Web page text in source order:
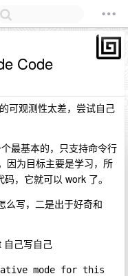
Code
可观测性太差，尝试自己
最基本的，只支持命令行
因为目标主要是学习，所
，它就可以 work 了。
么写，二是出于好奇和
自己写自己
mode for this